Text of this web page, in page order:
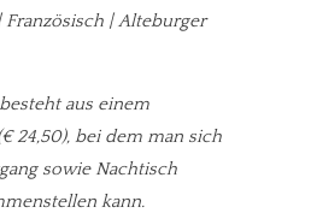
Französisch | Alteburger
aus einem
24,50), bei dem man sich
sowie Nachtisch
kann.